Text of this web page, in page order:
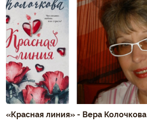
«Красная линия» - Вера Колочкова